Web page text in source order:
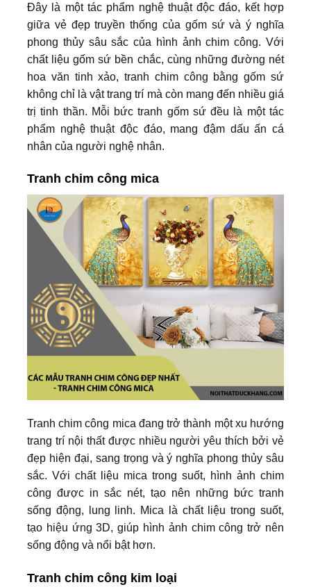
Đây là một tác phẩm nghệ thuật độc đáo, kết hợp
giữa vẻ đẹp truyền thống của gốm sứ và ý nghĩa
phong thủy sâu sắc của hình ảnh chim công. Với
chất liệu gốm sứ bền chắc, cùng những đường nét
hoa văn tinh xảo, tranh chim công bằng gốm sứ
không chỉ là vật trang trí mà còn mang đến nhiều giá
trị tinh thần. Mỗi bức tranh gốm sứ đều là một tác
phẩm nghệ thuật độc đáo, mang đậm dấu ấn cá
nhân của người nghệ nhân.
Tranh chim công mica
Tranh chim công mica đang trở thành một xu hướng
trang trí nội thất được nhiều người yêu thích bởi vẻ
đẹp hiện đại, sang trọng và ý nghĩa phong thủy sâu
sắc. Với chất liệu mica trong suốt, hình ảnh chim
công được in sắc nét, tạo nên những bức tranh
sống động, lung linh. Mica là chất liệu trong suốt,
tạo hiệu ứng 3D, giúp hình ảnh chim công trở nên
sống động và nổi bật hơn.
Tranh chim công kim loại